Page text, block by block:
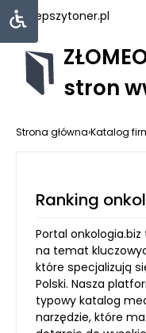
najlepszytoner.pl
stron
Strona główna›Katalog
Ranking
Portal
na temat
które specjalizują
Polski. Nasza
typowy katalog
narzędzie, które